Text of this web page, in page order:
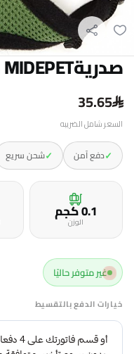
صدريةMIDEPET مقاس L
35.65
السعر شامل الضريبه
✓دفع آمن ✓شحن سريع
0.1 كجمالوزن
غير متوفر حاليًا
خيارات الدفع بالتقسيط